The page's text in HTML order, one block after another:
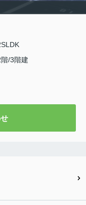
/3階建